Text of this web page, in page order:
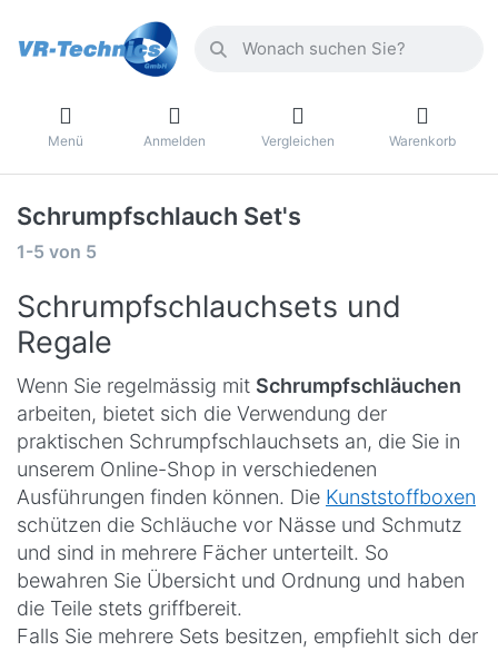
Menü Anmelden Vergleichen Warenkorb
Schrumpfschlauch Set's
1-5 von 5
Schrumpfschlauchsets und
Regale
Wenn Sie regelmässig mit Schrumpfschläuchen
arbeiten, bietet sich die Verwendung der
praktischen Schrumpfschlauchsets an, die Sie in
unserem Online-Shop in verschiedenen
Ausführungen finden können. Die Kunststoffboxen
schützen die Schläuche vor Nässe und Schmutz
und sind in mehrere Fächer unterteilt. So
bewahren Sie Übersicht und Ordnung und haben
die Teile stets griffbereit.
Falls Sie mehrere Sets besitzen, empfiehlt sich der